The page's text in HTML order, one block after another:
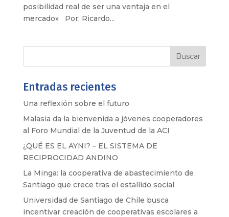
posibilidad real de ser una ventaja en el
mercado» Por: Ricardo...
Entradas recientes
Una reflexión sobre el futuro
Malasia da la bienvenida a jóvenes cooperadores
al Foro Mundial de la Juventud de la ACI
¿QUÉ ES EL AYNI? – EL SISTEMA DE
RECIPROCIDAD ANDINO
La Minga: la cooperativa de abastecimiento de
Santiago que crece tras el estallido social
Universidad de Santiago de Chile busca
incentivar creación de cooperativas escolares a